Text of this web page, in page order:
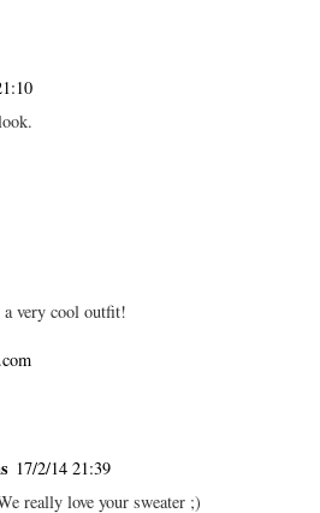
very cool outfit!
17/2/14 21:39
really love your sweater ;)